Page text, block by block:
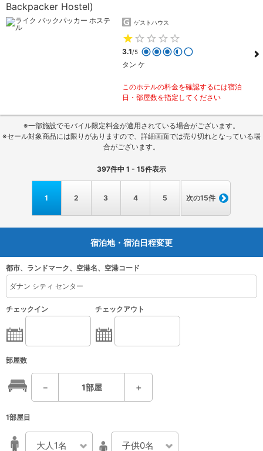
Backpacker Hostel)
ゲストハウス
3.1/5
タン ケ
このホテルの料金を確認するには宿泊
日・部屋数を指定してください
※一部施設でモバイル限定料金が適用されている場合がございます。
※セール対象商品には限りがありますので、詳細画面では売り切れとなっている場
合がございます。
397件中 1 - 15件表示
1 2 3 4 5 次の15件
宿泊地・宿泊日程変更
都市、ランドマーク、空港名、空港コード
チェックイン チェックアウト
部屋数
－ 1部屋 ＋
1部屋目
大人1名 子供0名